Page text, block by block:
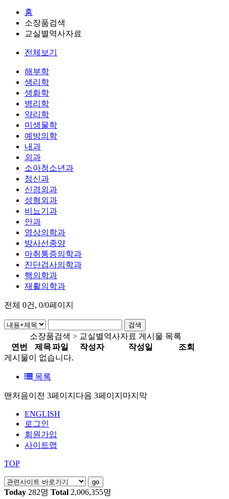
홈
소장품검색
교실별역사자료
전체보기
해부학
생리학
생화학
병리학
약리학
미생물학
예방의학
내과
외과
소아청소년과
정신과
신경외과
성형외과
비뇨기과
안과
영상의학과
방사선종양
마취통증의학과
진단검사의학과
핵의학과
재활의학과
전체 0건, 0/0페이지
소장품검색 > 교실별역사자료 게시물 목록
연번
제목파일 작성자 작성일
조회
게시물이 없습니다.
목록
맨처음이전 3페이지 다음 3페이지 마지막
ENGLISH
로그인
회원가입
사이트맵
TOP
Today 282명 Total 2,006,355명